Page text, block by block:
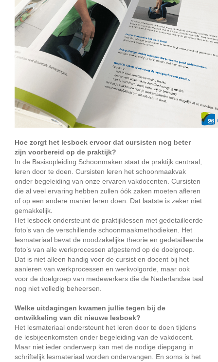
Hoe zorgt het lesboek ervoor dat cursisten nog beter
zijn voorbereid op de praktijk?
In de Basisopleiding Schoonmaken staat de praktijk centraal;
leren door te doen. Cursisten leren het schoonmaakvak
onder begeleiding van onze ervaren vakdocenten. Cursisten
die al veel ervaring hebben zullen óók zaken moeten afleren
of op een andere manier leren doen. Dat laatste is zeker niet
gemakkelijk.
Het lesboek ondersteunt de praktijklessen met gedetailleerde
foto’s van de verschillende schoonmaakmethodieken. Het
lesmateriaal bevat de noodzakelijke theorie en gedetailleerde
foto’s van alle werkprocessen afgestemd op de doelgroep.
Dat is niet alleen handig voor de cursist en docent bij het
aanleren van werkprocessen en werkvolgorde, maar ook
voor de doelgroep van medewerkers die de Nederlandse taal
nog niet volledig beheersen.
Welke uitdagingen kwamen jullie tegen bij de
ontwikkeling van dit nieuwe lesboek?
Het lesmateriaal ondersteunt het leren door te doen tijdens
de lesbijeenkomsten onder begeleiding van de vakdocent.
Maar niet ieder onderwerp kan met de nodige diepgang in
schriftelijk lesmateriaal worden ondervangen. En soms is het